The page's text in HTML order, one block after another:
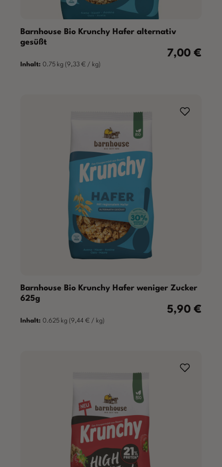
Barnhouse Bio Krunchy Hafer alternativ
gesüßt
Regulärer
7,00 €
Inhalt: 0.75 kg (9,33 € / kg)
Barnhouse Bio Krunchy Hafer weniger Zucker
625g
Regulärer
5,90 €
Inhalt: 0.625 kg (9,44 € / kg)